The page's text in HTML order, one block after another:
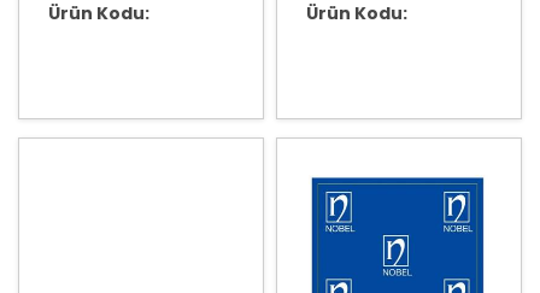
Ürün Kodu:
Ürün Kodu: